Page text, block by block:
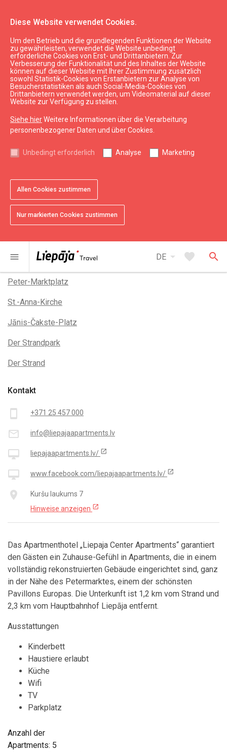
Diese Website verwendet Cookies.
Um den Betrieb und die grundlegenden Funktionen der Website
zu gewährleisten, verwendet die Website unbedingt
erforderliche Cookies von Erst- und Drittanbietern. Zur
Verbesserung der Funktionalität und des Inhaltes der Website
können auf dieser Website mit Ihrer Zustimmung zusätzlich
sowohl Statistik-Cookies von Erstanbietern zur Analyse von
Besucherstatistiken als auch Social-Media-Cookies von
Drittanbietern verwendet werden, um Videomaterial auf dieser
Website zur Verfügung zu stellen.
Siehe hierWeitere Informationen über die Verarbeitung
personenbezogener Daten und über Cookies.
Unbedingt erforderlich Analyse Marketing
Allen Cookies zustimmen
Nur markierten Cookies zustimmen
menu DE arrow_drop_down favorite search
Planen Unterkunft
Apartment-Hotel ''Liepaja Center Apartments"
chevron_left
1 von 6
2 von 6
3 von 6
4 von 6
5 von 6
6 von 6
Anzahl der
Apartments: 5
Kontakt
smartphone +371 25 457 000
mail_outline info@liepajaapartments.lv
desktop_mac liepajaapartments.lv/ open_in_new
desktop_mac www.facebook.com/liepajaapartments.lv/ open_in_new
place
Kuršu laukums 7
Hinweise anzeigen open_in_new
Das Apartmenthotel „Liepaja Center Apartments“ garantiert
den Gästen ein Zuhause-Gefühl in Apartments, die in einem
vollständig rekonstruierten Gebäude eingerichtet sind, ganz
in der Nähe des Petermarktes, einem der schönsten
Pavillons Europas. Die Unterkunft ist 1,2 km vom Strand und
2,3 km vom Hauptbahnhof Liepāja entfernt.
Ausstattungen
Kinderbett
Haustiere erlaubt
Küche
Wifi
TV
Parkplatz
In der Nähe
Peter-Marktplatz
St.-Anna-Kirche
Jānis-Čakste-Platz
Der Strandpark
Der Strand